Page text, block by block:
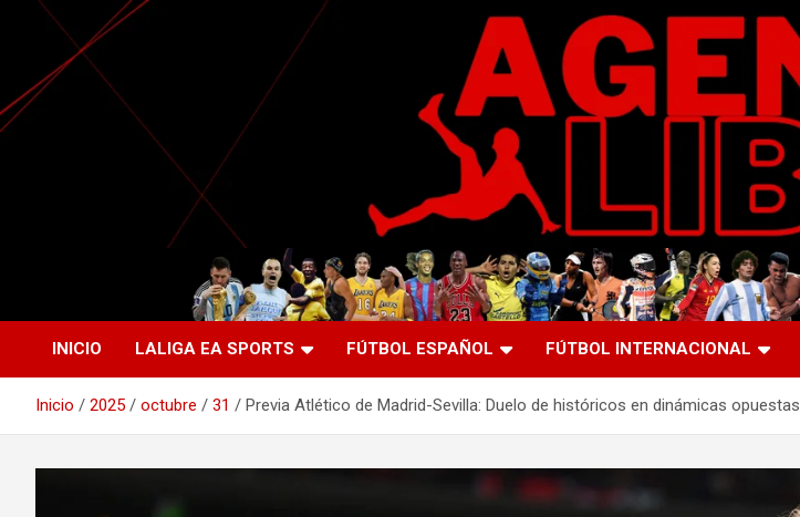
Saltar
contenido
Agente Libre Digital
La nueva generación del periodismo deportivo.
INICIO LALIGA EA SPORTS FÚTBOL ESPAÑOL FÚTBOL INTERNACIONAL
Inicio 2025 octubre 31 Previa Atlético de Madrid-Sevilla: Duelo de históricos en dinámicas opuestas